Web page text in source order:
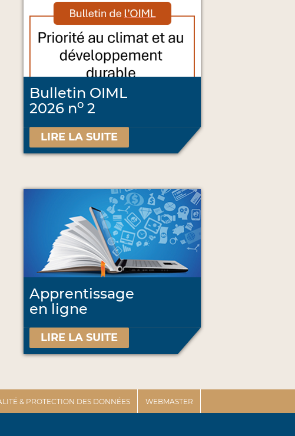
Bulletin OIML
2026 no2
LIRE LA SUITE
Apprentissage
en ligne
LIRE LA SUITE
& PROTECTION DES DONNÉES WEBMASTER